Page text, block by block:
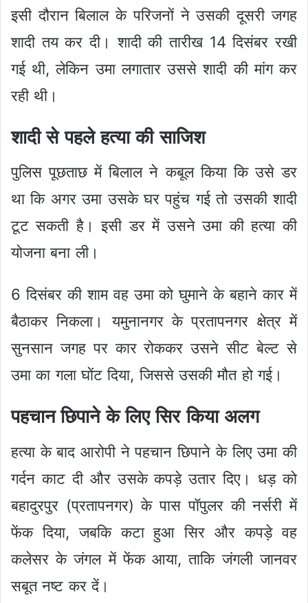
इसी दौरान बिलाल के परिजनों ने उसकी दूसरी जगह
शादी तय कर दी। शादी की तारीख 14 दिसंबर रखी
गई थी, लेकिन उमा लगातार उससे शादी की मांग कर
रही थी।
शादी से पहले हत्या की साजिश
पुलिस पूछताछ में बिलाल ने कबूल किया कि उसे डर
था कि अगर उमा उसके घर पहुंच गई तो उसकी शादी
टूट सकती है। इसी डर में उसने उमा की हत्या की
योजना बना ली।
6 दिसंबर की शाम वह उमा को घुमाने के बहाने कार में
बैठाकर निकला। यमुनानगर के प्रतापनगर क्षेत्र में
सुनसान जगह पर कार रोककर उसने सीट बेल्ट से
उमा का गला घोंट दिया, जिससे उसकी मौत हो गई।
पहचान छिपाने के लिए सिर किया अलग
हत्या के बाद आरोपी ने पहचान छिपाने के लिए उमा की
गर्दन काट दी और उसके कपड़े उतार दिए। धड़ को
बहादुरपुर (प्रतापनगर) के पास पॉपुलर की नर्सरी में
फेंक दिया, जबकि कटा हुआ सिर और कपड़े वह
कलेसर के जंगल में फेंक आया, ताकि जंगली जानवर
सबूत नष्ट कर दें।